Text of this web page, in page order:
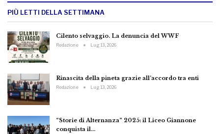
PIÙ LETTI DELLA SETTIMANA
Cilento selvaggio. La denuncia del WWF
Redazione Lug 13, 2026
Rinascita della pineta grazie all’accordo tra enti
Redazione Lug 13, 2026
“Storie di Alternanza” 2025: il Liceo Giannone
conquista il…